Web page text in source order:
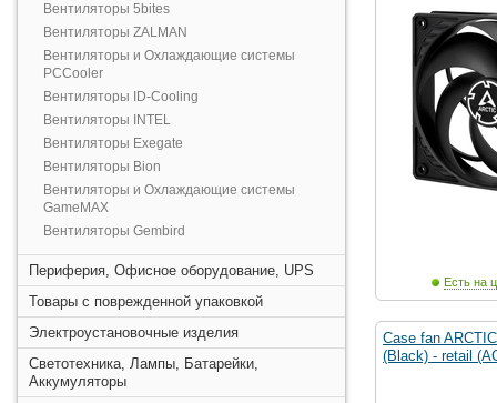
Вентиляторы 5bites
Вентиляторы ZALMAN
Вентиляторы и Охлаждающие системы
PCCooler
Вентиляторы ID-Cooling
Вентиляторы INTEL
Вентиляторы Exegate
Вентиляторы Bion
Вентиляторы и Охлаждающие системы
GameMAX
Вентиляторы Gembird
Периферия, Офисное оборудование, UPS
Товары с поврежденной упаковкой
Электроустановочные изделия
Светотехника, Лампы, Батарейки,
Аккумуляторы
Есть на
Case fan
(Black) - retail